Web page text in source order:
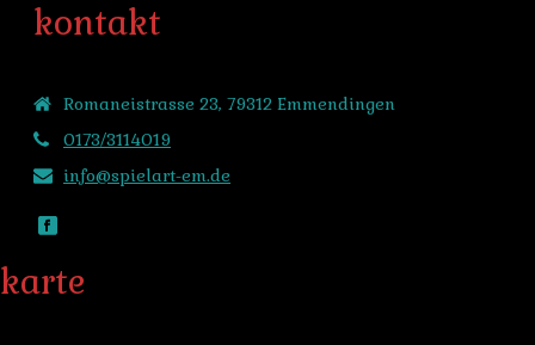
kontakt
Romaneistrasse 23, 79312 Emmendingen
0173/3114019
info@spielart-em.de
karte